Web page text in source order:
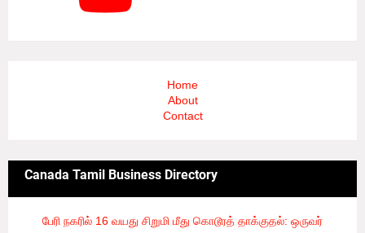
Home
About
Contact
Canada Tamil Business Directory
பேரி நகரில் 16 வயது சிறுமி மீது கொடூரத் தாக்குதல்: ஒருவர்